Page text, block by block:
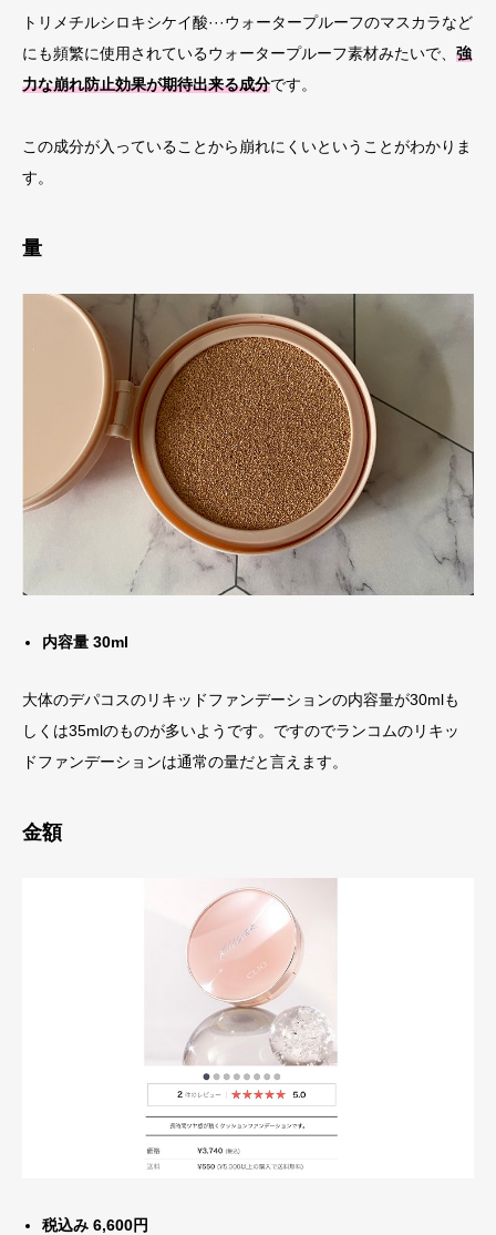
トリメチルシロキシケイ酸···ウォータープルーフのマスカラなど
にも頻繁に使用されているウォータープルーフ素材みたいで、 強
力な崩れ防止効果が期待出来る成分です。
この成分が入っていることから崩れにくいということがわかりま
す。
量
内容量 30ml
大体のデパコスのリキッドファンデーションの内容量が30mlも
しくは35mlのものが多いようです。ですのでランコムのリキッ
ドファンデーションは通常の量だと言えます。
金額
税込み 6,600円